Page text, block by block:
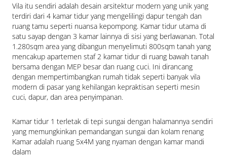
Vila itu sendiri adalah desain arsitektur modern yang unik yang
terdiri dari 4 kamar tidur yang mengelilingi dapur tengah dan
ruang tamu seperti nuansa kepompong. Kamar tidur utama di
satu sayap dengan 3 kamar lainnya di sisi yang berlawanan. Total
1.280sqm area yang dibangun menyelimuti 800sqm tanah yang
mencakup apartemen staf 2 kamar tidur di ruang bawah tanah
bersama dengan MEP besar dan ruang cuci. Ini dirancang
dengan mempertimbangkan rumah tidak seperti banyak vila
modern di pasar yang kehilangan kepraktisan seperti mesin
cuci, dapur, dan area penyimpanan.
Kamar tidur 1 terletak di tepi sungai dengan halamannya sendiri
yang memungkinkan pemandangan sungai dan kolam renang
Kamar adalah ruang 5x4M yang nyaman dengan kamar mandi
dalam